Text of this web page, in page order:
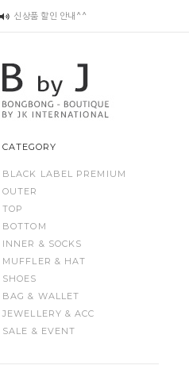
신상품 할인 안내^^
최저가 신고 보상제 안내^^
봉봉부띠끄 사진, 편집물 등 저작권에 관한 안내
주문제작 상품(슈즈 등) 배송전 변경 관련
CATEGORY
BLACK LABEL PREMIUM
OUTER
TOP
BOTTOM
INNER & SOCKS
MUFFLER & HAT
SHOES
BAG & WALLET
JEWELLERY & ACC
SALE & EVENT